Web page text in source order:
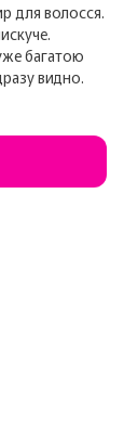
для волосся.
багатою
видно.